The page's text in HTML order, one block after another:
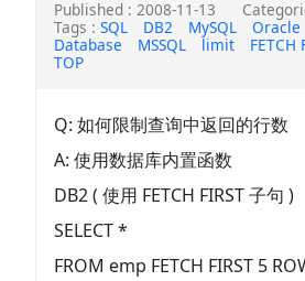
Published : 2008-11-13
Tags : SQL DB2 MySQL Oracle
Database
MSSQL limit FETCH
TOP
Q: 如何限制查询中返回的行数
A: 使用数据库内置函数
DB2 ( 使用 FETCH FIRST 子句 )
SELECT *
FROM emp FETCH FIRST 5